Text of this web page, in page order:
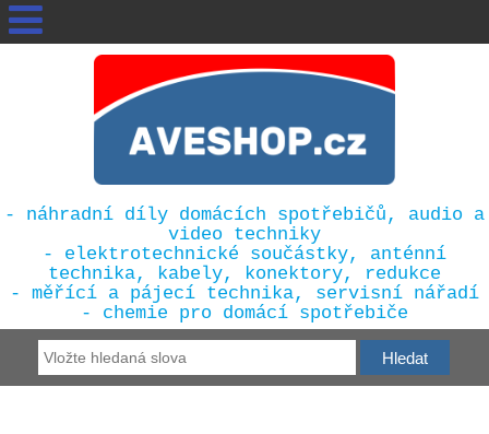
- náhradní díly domácích spotřebičů, audio a
video techniky
- elektrotechnické součástky, anténní
technika, kabely, konektory, redukce
- měřící a pájecí technika, servisní nářadí
- chemie pro domácí spotřebiče